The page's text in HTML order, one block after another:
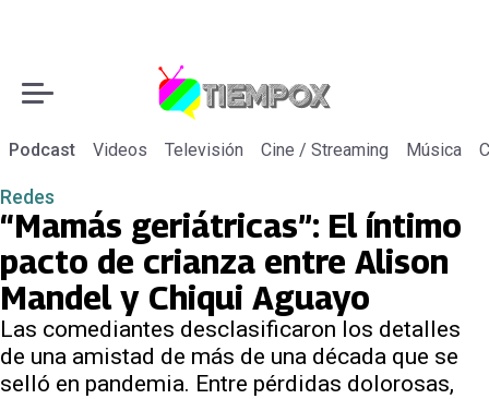
Podcast Videos Televisión Cine / Streaming Música
Redes
“Mamás geriátricas”: El íntimo
pacto de crianza entre Alison
Mandel y Chiqui Aguayo
Las comediantes desclasificaron los detalles
de una amistad de más de una década que se
selló en pandemia. Entre pérdidas dolorosas,